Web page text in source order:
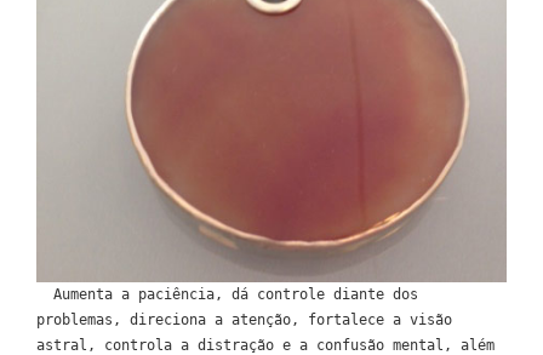
Aumenta a paciência, dá controle diante dos
problemas, direciona a atenção, fortalece a visão
astral, controla a distração e a confusão mental, além